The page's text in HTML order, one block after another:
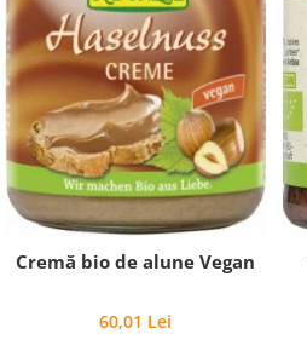
Cremă bio de alune Vegan
60,01 Lei